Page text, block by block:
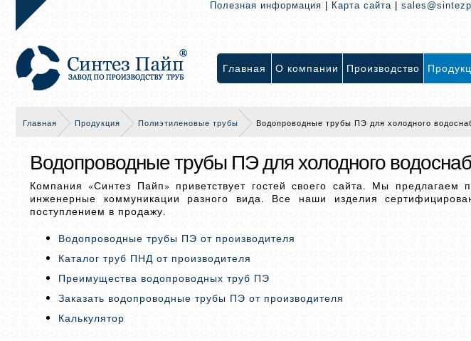
Полезная информация Карта сайта
Главная О компании Производство
Главная Продукция Полиэтиленовые трубы Водопроводные трубы ПЭ для холодного
Водопроводные трубы ПЭ для холодного
Компания «Синтез Пайп» приветствует гостей своего сайта. Мы предлагаем
инженерные коммуникации разного вида. Все наши изделия
поступлением в продажу.
Водопроводные трубы ПЭ от производителя
Каталог труб ПНД от производителя
Преимущества водопроводных труб ПЭ
Заказать водопроводные трубы ПЭ от производителя
Калькулятор